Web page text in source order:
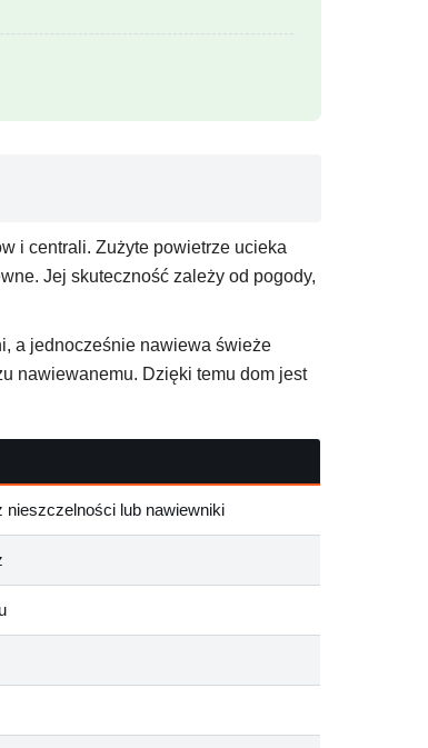
i centrali. Zużyte powietrze ucieka
Jej skuteczność zależy od pogody,
a jednocześnie nawiewa świeże
nawiewanemu. Dzięki temu dom jest
nieszczelności lub nawiewniki